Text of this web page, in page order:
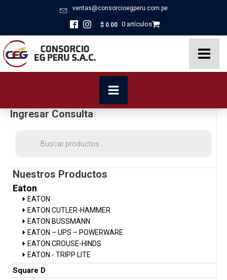
ventas@consorcioegperu.com.pe
$ 0.00 0 artículos
Ingresar Consulta
Nuestros Productos
Eaton
EATON
EATON CUTLER-HAMMER
EATON BUSSMANN
EATON – UPS – POWERWARE
EATON CROUSE-HINDS
EATON - TRIPP LITE
Square D